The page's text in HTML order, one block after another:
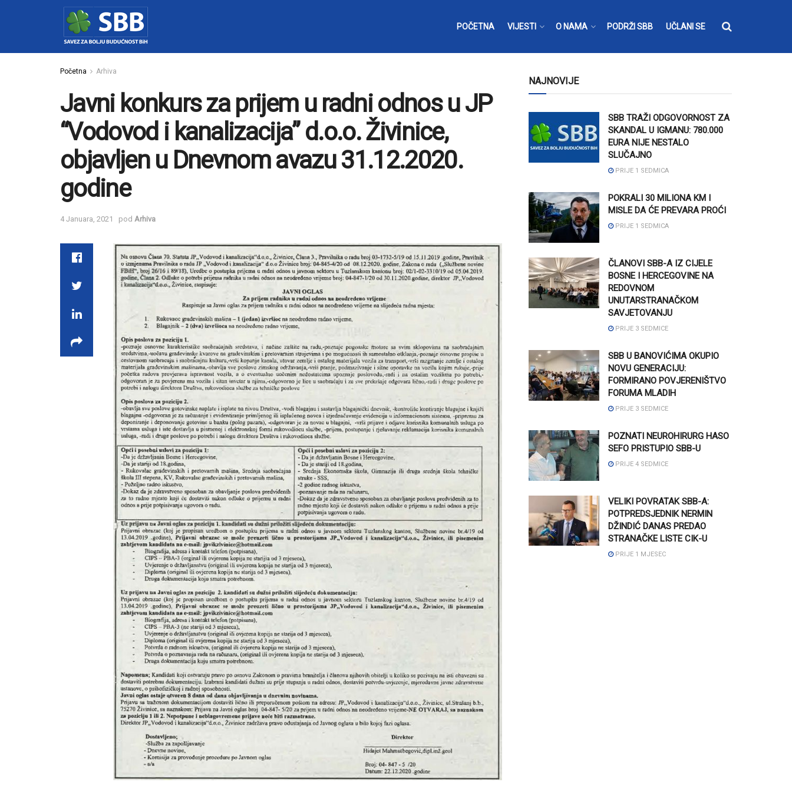
POČETNA VIJESTI O NAMA PODRŽI SBB UČLANI SE
Početna Arhiva
Javni konkurs za prijem u radni odnos u JP
“Vodovod i kanalizacija” d.o.o. Živinice,
objavljen u Dnevnom avazu 31.12.2020.
godine
4 Januara, 2021 pod Arhiva
NAJNOVIJE
SBB TRAŽI ODGOVORNOST ZA
SKANDAL U IGMANU: 780.000
EURA NIJE NESTALO
SLUČAJNO
PRIJE 1 SEDMICA
POKRALI 30 MILIONA KM I
MISLE DA ĆE PREVARA PROĆI
PRIJE 1 SEDMICA
ČLANOVI SBB-A IZ CIJELE
BOSNE I HERCEGOVINE NA
REDOVNOM
UNUTARSTRANAČKOM
SAVJETOVANJU
PRIJE 3 SEDMICE
SBB U BANOVIĆIMA OKUPIO
NOVU GENERACIJU:
FORMIRANO POVJERENIŠTVO
FORUMA MLADIH
PRIJE 3 SEDMICE
POZNATI NEUROHIRURG HASO
SEFO PRISTUPIO SBB-U
PRIJE 4 SEDMICE
VELIKI POVRATAK SBB-A:
POTPREDSJEDNIK NERMIN
DŽINDIĆ DANAS PREDAO
STRANAČKE LISTE CIK-U
PRIJE 1 MJESEC